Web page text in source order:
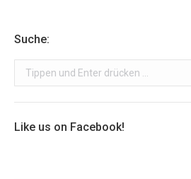
Suche:
Search:
Like us on Facebook!